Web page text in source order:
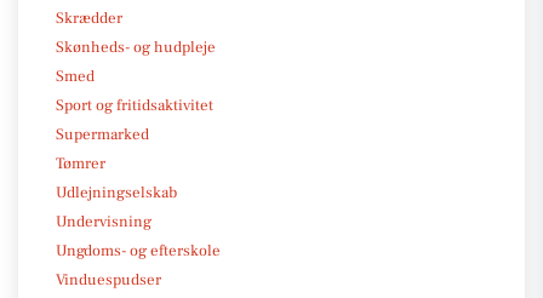
Skrædder
Skønheds- og hudpleje
Smed
Sport og fritidsaktivitet
Supermarked
Tømrer
Udlejningselskab
Undervisning
Ungdoms- og efterskole
Vinduespudser